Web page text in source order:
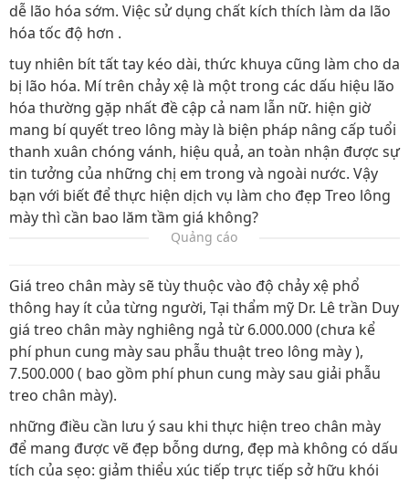
dễ lão hóa sớm. Việc sử dụng chất kích thích làm da lão
hóa tốc độ hơn .
tuy nhiên bít tất tay kéo dài, thức khuya cũng làm cho da
bị lão hóa. Mí trên chảy xệ là một trong các dấu hiệu lão
hóa thường gặp nhất đề cập cả nam lẫn nữ. hiện giờ
mang bí quyết treo lông mày là biện pháp nâng cấp tuổi
thanh xuân chóng vánh, hiệu quả, an toàn nhận được sự
tin tưởng của những chị em trong và ngoài nước. Vậy
bạn với biết để thực hiện dịch vụ làm cho đẹp Treo lông
mày thì cần bao lăm tầm giá không?
Quảng cáo
Giá treo chân mày sẽ tùy thuộc vào độ chảy xệ phổ
thông hay ít của từng người, Tại thẩm mỹ Dr. Lê trần Duy
giá treo chân mày nghiêng ngả từ 6.000.000 (chưa kể
phí phun cung mày sau phẫu thuật treo lông mày ),
7.500.000 ( bao gồm phí phun cung mày sau giải phẫu
treo chân mày).
những điều cần lưu ý sau khi thực hiện treo chân mày
để mang được vẽ đẹp bỗng dưng, đẹp mà không có dấu
tích của sẹo: giảm thiểu xúc tiếp trực tiếp sở hữu khói